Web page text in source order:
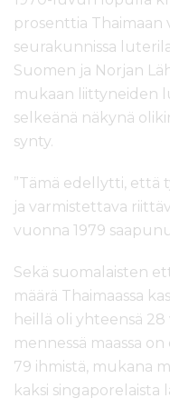
prosenttia Thaimaan
seurakunnissa
Suomen ja Norjan
mukaan liittyneiden
selkeänä näkynä
synty.
”Tämä edellytti, että
ja varmistettava
vuonna 1979
Sekä suomalaisten
määrä Thaimaassa
heillä oli yhteensä
mennessä maassa
79 ihmistä, mukana
kaksi singaporelaista